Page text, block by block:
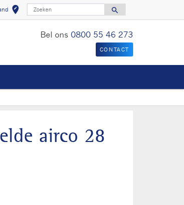
edit_locationSelect your
Zoeken
search
Search
Bel ons 0800 55 46 273
CONTACT
airco 28